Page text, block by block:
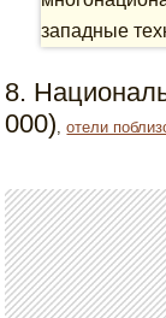
западные
8.
000) ,отели